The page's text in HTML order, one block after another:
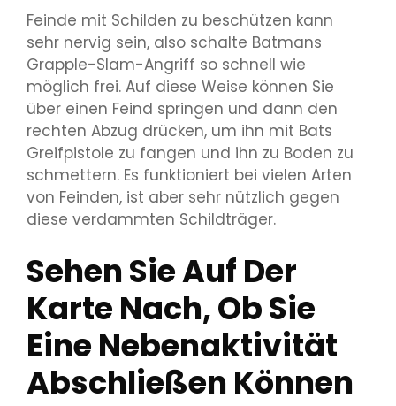
Feinde mit Schilden zu beschützen kann
sehr nervig sein, also schalte Batmans
Grapple-Slam-Angriff so schnell wie
möglich frei. Auf diese Weise können Sie
über einen Feind springen und dann den
rechten Abzug drücken, um ihn mit Bats
Greifpistole zu fangen und ihn zu Boden zu
schmettern. Es funktioniert bei vielen Arten
von Feinden, ist aber sehr nützlich gegen
diese verdammten Schildträger.
Sehen Sie Auf Der
Karte Nach, Ob Sie
Eine Nebenaktivität
Abschließen Können